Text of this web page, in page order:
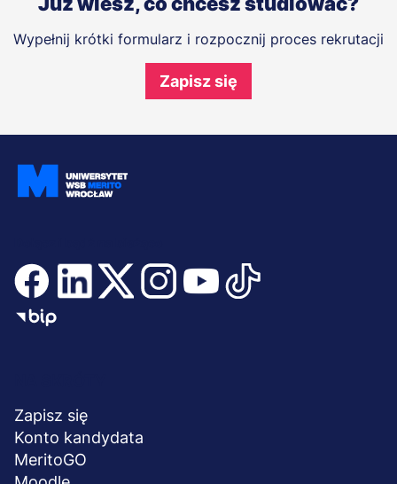
Wypełnij krótki formularz i rozpocznij proces rekrutacji
Zapisz się
stopka
Zapisz się
Konto kandydata
MeritoGO